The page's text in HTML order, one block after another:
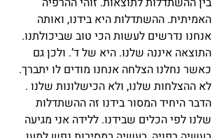
האמיתית. ההשתדלות היא בידנו, ואותה
אנחנו נדרשים לעשות הכי טוב שביכולתנו.
התוצאה איננה שלנו. היא של ד’. ולכן גם
כאשר נחלנו הצלחה אנחנו מודים לו יתברך.
לא ההצלחות שלנו, ולא הכישלונות שלנו .
הדבר היחיד המסור בידנו זה ההשתדלות
שלנו לפי הכלים שבידנו. ללידה אני מגיעה